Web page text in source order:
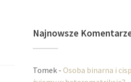
Najnowsze
Tomek -Osoba binarna i